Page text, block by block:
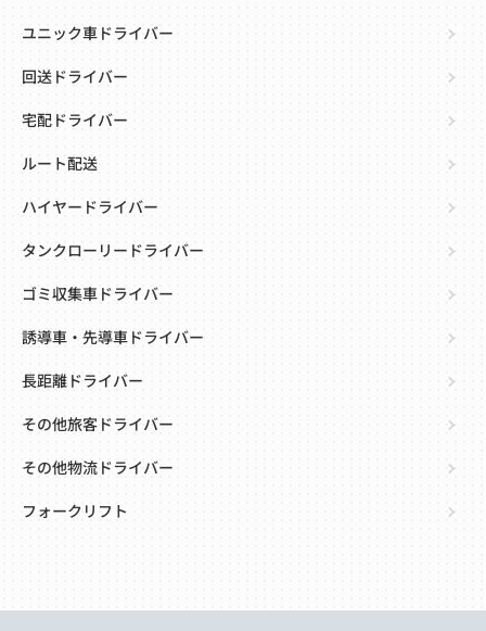
ユニック車ドライバー
回送ドライバー
宅配ドライバー
ルート配送
ハイヤードライバー
タンクローリードライバー
ゴミ収集車ドライバー
誘導車・先導車ドライバー
長距離ドライバー
その他旅客ドライバー
その他物流ドライバー
フォークリフト